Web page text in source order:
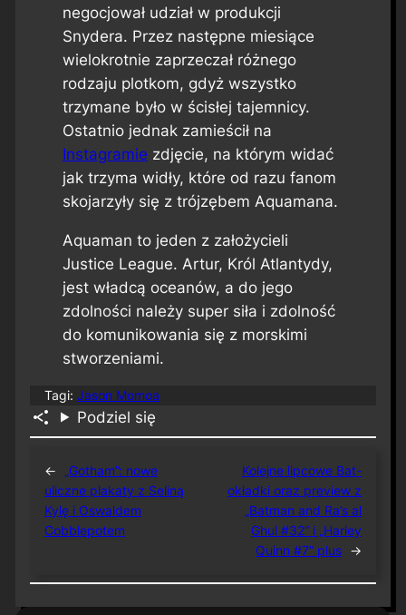
negocjował udział w produkcji
Snydera. Przez następne miesiące
wielokrotnie zaprzeczał różnego
rodzaju plotkom, gdyż wszystko
trzymane było w ścisłej tajemnicy.
Ostatnio jednak zamieścił na
Instagramie zdjęcie, na którym widać
jak trzyma widły, które od razu fanom
skojarzyły się z trójzębem Aquamana.
Aquaman to jeden z założycieli
Justice League. Artur, Król Atlantydy,
jest władcą oceanów, a do jego
zdolności należy super siła i zdolność
do komunikowania się z morskimi
stworzeniami.
Tagi: Jason Momoa
Podziel się
←
„Gotham”: nowe
uliczne plakaty z Seliną
Kylę i Oswaldem
Cobblepotem
Kolejne lipcowe Bat-
okładki oraz preview z
„Batman and Ra’s al
Ghul #32” i „Harley
Quinn #7” plus →